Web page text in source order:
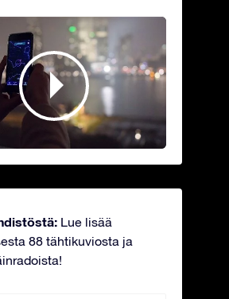
Lue lisää
88 tähtikuviosta ja